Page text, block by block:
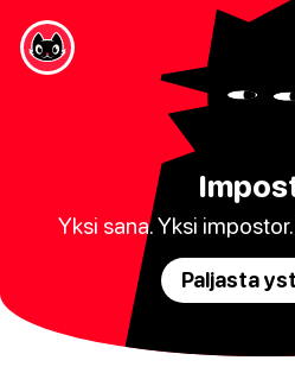
Yksi sana. Yksi
Paljasta